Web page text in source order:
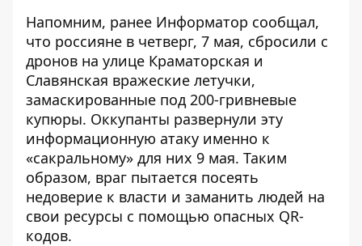
Напомним, ранее Информатор сообщал,
что россияне в четверг, 7 мая, сбросили с
дронов на улице Краматорская и
Славянская вражеские летучки,
замаскированные под 200-гривневые
купюры. Оккупанты развернули эту
информационную атаку именно к
«сакральному» для них 9 мая. Таким
образом, враг пытается посеять
недоверие к власти и заманить людей на
свои ресурсы с помощью опасных QR-
кодов.